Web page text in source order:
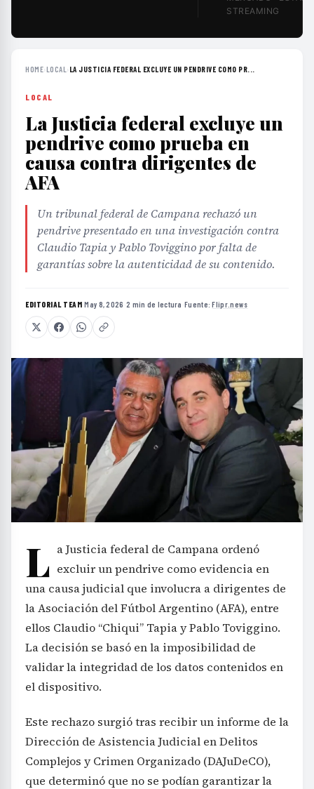
STREAMING
HOME›LOCAL › LA JUSTICIA FEDERAL EXCLUYE UN PENDRIVE COMO PR...
LOCAL
La Justicia federal excluye un
pendrive como prueba en
causa contra dirigentes de
AFA
Un tribunal federal de Campana rechazó un
pendrive presentado en una investigación contra
Claudio Tapia y Pablo Toviggino por falta de
garantías sobre la autenticidad de su contenido.
EDITORIAL TEAM·May 8, 2026 ·2 min de lectura ·Fuente:Flipr.news
L a Justicia federal de Campana ordenó
excluir un pendrive como evidencia en
una causa judicial que involucra a dirigentes de
la Asociación del Fútbol Argentino (AFA), entre
ellos Claudio “Chiqui” Tapia y Pablo Toviggino.
La decisión se basó en la imposibilidad de
validar la integridad de los datos contenidos en
el dispositivo.
Este rechazo surgió tras recibir un informe de la
Dirección de Asistencia Judicial en Delitos
Complejos y Crimen Organizado (DAJuDeCO),
que determinó que no se podían garantizar la